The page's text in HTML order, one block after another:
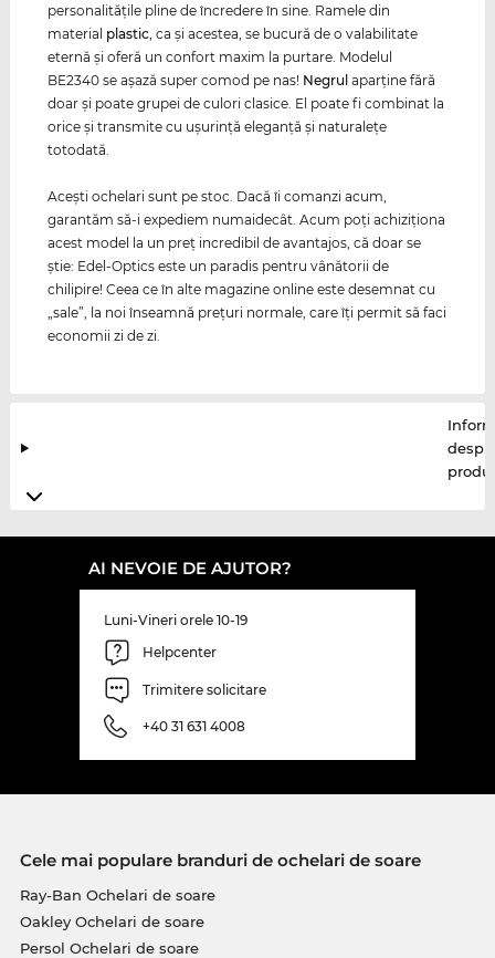
personalităţile pline de încredere în sine. Ramele din
material plastic , ca şi acestea, se bucură de o valabilitate
eternă şi oferă un confort maxim la purtare. Modelul
BE2340 se aşază super comod pe nas! Negrul aparţine fără
doar şi poate grupei de culori clasice. El poate fi combinat la
orice şi transmite cu uşurinţă eleganţă şi naturaleţe
totodată.
Aceşti ochelari sunt pe stoc. Dacă îi comanzi acum,
garantăm să-i expediem numaidecât. Acum poţi achiziţiona
acest model la un preţ incredibil de avantajos, că doar se
ştie: Edel-Optics este un paradis pentru vânătorii de
chilipire! Ceea ce în alte magazine online este desemnat cu
„sale”, la noi înseamnă preţuri normale, care îţi permit să faci
economii zi de zi.
AI NEVOIE DE AJUTOR?
Luni-Vineri orele 10-19
Helpcenter
Trimitere solicitare
+40 31 631 4008
Cele mai populare branduri de ochelari de soare
Ray-Ban Ochelari de soare
Oakley Ochelari de soare
Persol Ochelari de soare